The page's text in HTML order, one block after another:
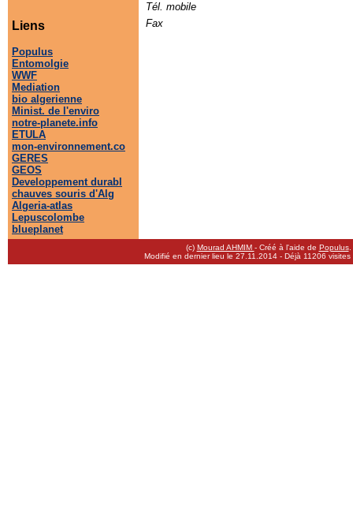
Liens
Populus
Entomolgie
WWF
Mediation
bio algerienne
Minist. de l'enviro
notre-planete.info
ETULA
mon-environnement.co
GERES
GEOS
Developpement durabl
chauves souris d'Alg
Algeria-atlas
Lepuscolombe
blueplanet
Tél. mobile
Fax
(c) Mourad AHMIM - Créé à l'aide de Populus.
Modifié en dernier lieu le 27.11.2014 - Déjà 11206 visites